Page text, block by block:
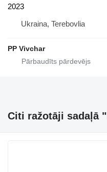
2023
Ukraina, Terebovlia
PP Vivchar
Citi ražotāji sadaļā